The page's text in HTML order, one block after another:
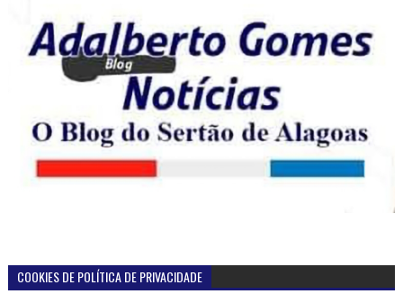
COOKIES DE POLÍTICA DE PRIVACIDADE